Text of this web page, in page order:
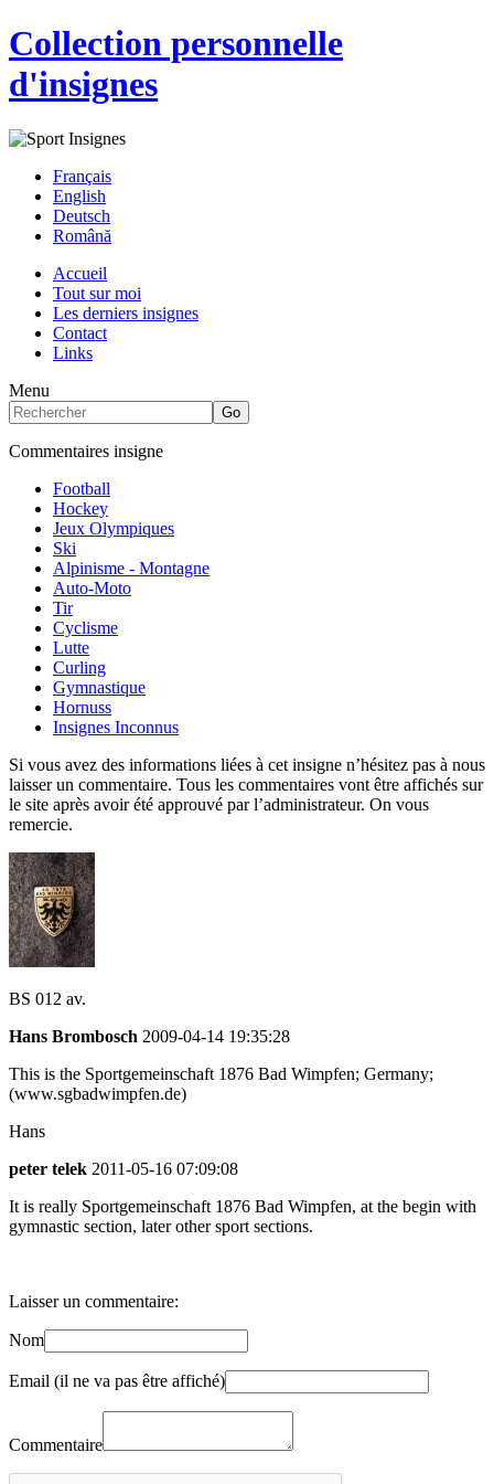
Collection personnelle
d'insignes
Français
English
Deutsch
Română
Accueil
Tout sur moi
Les derniers insignes
Contact
Links
Menu
Commentaires insigne
Football
Hockey
Jeux Olympiques
Ski
Alpinisme - Montagne
Auto-Moto
Tir
Cyclisme
Lutte
Curling
Gymnastique
Hornuss
Insignes Inconnus
Si vous avez des informations liées à cet insigne n’hésitez pas à nous
laisser un commentaire. Tous les commentaires vont être affichés sur
le site après avoir été approuvé par l’administrateur. On vous
remercie.
BS 012 av.
Hans Brombosch 2009-04-14 19:35:28
This is the Sportgemeinschaft 1876 Bad Wimpfen; Germany;
(www.sgbadwimpfen.de)
Hans
peter telek 2011-05-16 07:09:08
It is really Sportgemeinschaft 1876 Bad Wimpfen, at the begin with
gymnastic section, later other sport sections.
Laisser un commentaire:
Nom
Email (il ne va pas être affiché)
Commentaire